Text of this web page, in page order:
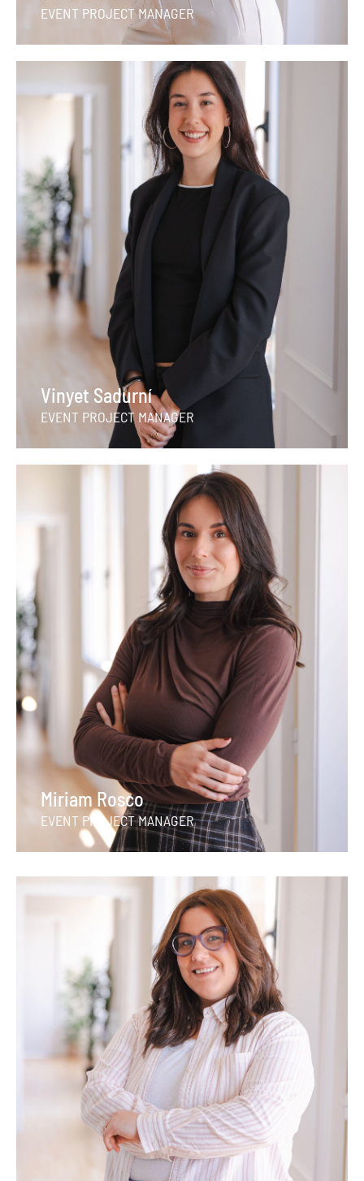
EVENT PROJECT MANAGER
Vinyet Sadurní
EVENT PROJECT MANAGER
Miriam Rosco
EVENT PROJECT MANAGER